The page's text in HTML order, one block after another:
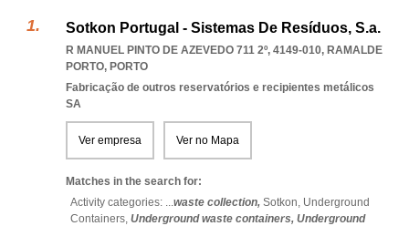
Sotkon Portugal - Sistemas De Resíduos, S.a.
R MANUEL PINTO DE AZEVEDO 711 2º, 4149-010, RAMALDE
PORTO, PORTO
Fabricação de outros reservatórios e recipientes metálicos
SA
Ver empresa Ver no Mapa
Matches in the search for:
Activity categories: ...waste collection, Sotkon, Underground
Containers, Underground waste containers, Underground